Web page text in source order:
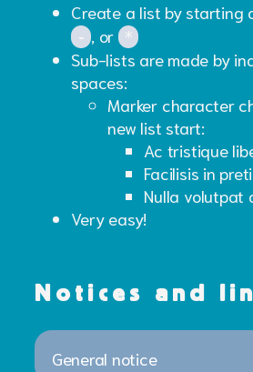
Create a list by starting
- , or *
Sub-lists are made by
spaces:
Marker character
new list start:
Ac tristique
Facilisis in
Nulla volutpat
Very easy!
Notices and
General notice